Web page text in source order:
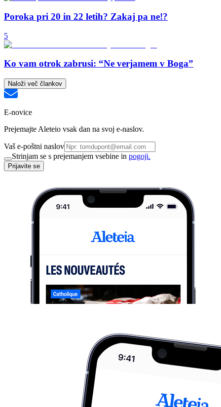
Poroka pri 20 in 22 letih? Zakaj pa ne!?
5
Ko vam otrok zabrusi: “Ne verjamem v Boga”
Naloži več člankov
E-novice
Prejemajte Aleteio vsak dan na svoj e-naslov.
Vaš e-poštni naslov
Strinjam se s prejemanjem vsebine in pogoji.
Prijavite se